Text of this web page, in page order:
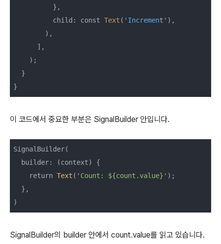
          },
          child: const
Text ( 'Increment'),
        ),
      ],
    );
  }
이 코드에서 중요한 부분은 SignalBuilder 안입니다.
SignalBuilder(
  builder: (context) {
    return
Text ( 'Count: ${count.value}' );
  },
SignalBuilder의 builder 안에서 count.value를 읽고 있습니다.